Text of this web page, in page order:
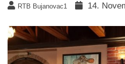
RTB Bujanovac1 14.